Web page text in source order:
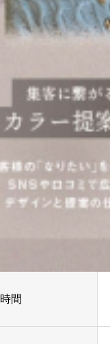
時間